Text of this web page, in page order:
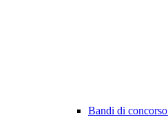
Bandi di concorso